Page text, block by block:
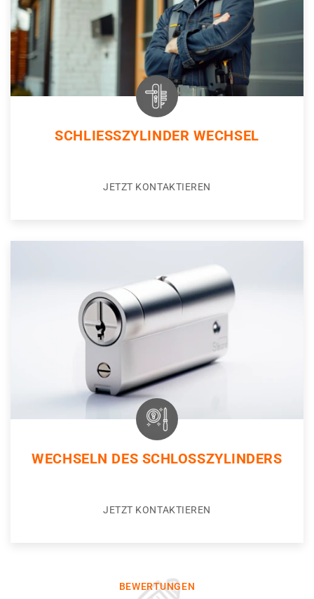
SCHLIESSZYLINDER WECHSEL
JETZT KONTAKTIEREN
WECHSELN DES SCHLOSSZYLINDERS
JETZT KONTAKTIEREN
BEWERTUNGEN